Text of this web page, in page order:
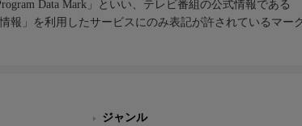
Data Mark」といい、テレビ番組の公式情報である
情報」を利用したサービスにのみ表記が許されているマー
ジャンル